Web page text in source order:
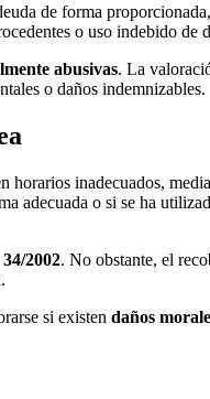
de forma
o uso indebido de
abusivas. La
o daños indemnizables.
inadecuados,
adecuada o si se ha
2002. No obstante, el
si existen daños